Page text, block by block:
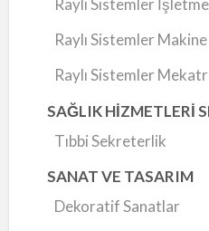
Raylı Sistemler Makine
Raylı Sistemler
SAĞLIK HİZMETLERİ
Tıbbi Sekreterlik
SANAT VE TASARIM
Dekoratif Sanatlar